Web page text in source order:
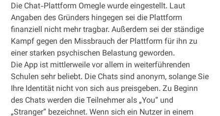
Die Chat-Plattform Omegle wurde eingestellt. Laut
Angaben des Gründers hingegen sei die Plattform
finanziell nicht mehr tragbar. Außerdem sei der ständige
Kampf gegen den Missbrauch der Plattform für ihn zu
einer starken psychischen Belastung geworden.
Die App ist mittlerweile vor allem in weiterführenden
Schulen sehr beliebt. Die Chats sind anonym, solange Sie
Ihre Identität nicht von sich aus preisgeben. Zu Beginn
des Chats werden die Teilnehmer als „You“ und
„Stranger“ bezeichnet. Wenn sich ein Nutzer in einem